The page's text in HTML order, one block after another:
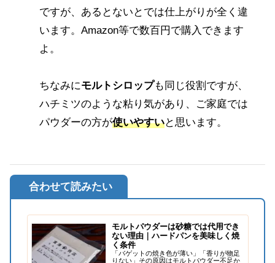
ですが、あるとないとでは仕上がりが全く違
います。Amazon等で数百円で購入できます
よ。
ちなみにモルトシロップも同じ役割ですが、
ハチミツのような粘り気があり、ご家庭では
パウダーの方が使いやすいと思います。
合わせて読みたい
モルトパウダーは砂糖では代用でき
ない理由｜ハードパンを美味しく焼
く条件
「バゲットの焼き色が薄い」「香りが物足
りない」その原因はモルトパウダー不足か